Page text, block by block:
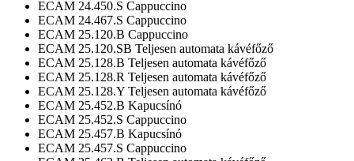
ECAM 24.450.S Cappuccino
ECAM 24.467.S Cappuccino
ECAM 25.120.B Cappuccino
ECAM 25.120.SB Teljesen automata kávéfőző
ECAM 25.128.B Teljesen automata kávéfőző
ECAM 25.128.R Teljesen automata kávéfőző
ECAM 25.128.Y Teljesen automata kávéfőző
ECAM 25.452.B Kapucsínó
ECAM 25.452.S Cappuccino
ECAM 25.457.B Kapucsínó
ECAM 25.457.S Cappuccino